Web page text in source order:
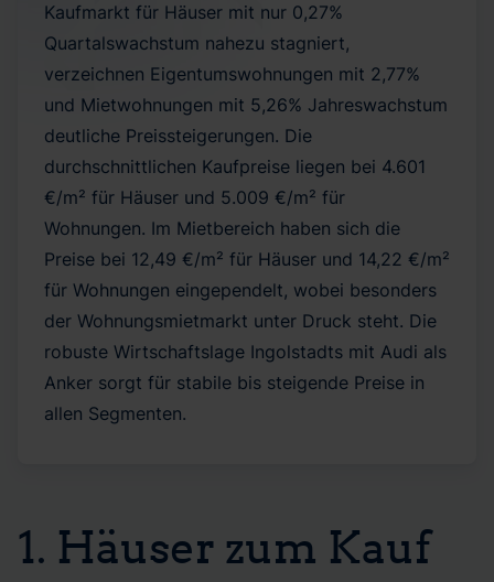
Kaufmarkt für Häuser mit nur 0,27%
Quartalswachstum nahezu stagniert,
verzeichnen Eigentumswohnungen mit 2,77%
und Mietwohnungen mit 5,26% Jahreswachstum
deutliche Preissteigerungen. Die
durchschnittlichen Kaufpreise liegen bei 4.601
€/m² für Häuser und 5.009 €/m² für
Wohnungen. Im Mietbereich haben sich die
Preise bei 12,49 €/m² für Häuser und 14,22 €/m²
für Wohnungen eingependelt, wobei besonders
der Wohnungsmietmarkt unter Druck steht. Die
robuste Wirtschaftslage Ingolstadts mit Audi als
Anker sorgt für stabile bis steigende Preise in
allen Segmenten.
1. Häuser zum Kauf